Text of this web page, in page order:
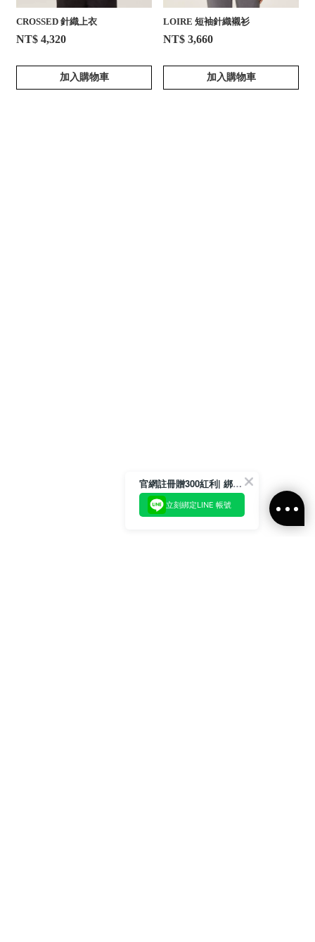
CROSSED 針織上衣
NT$ 4,320
加入購物車
LOIRE 短袖針織襯衫
NT$ 3,660
加入購物車
官網註冊贈300紅利| 綁定LINE再領取專屬優惠
立刻綁定LINE 帳號